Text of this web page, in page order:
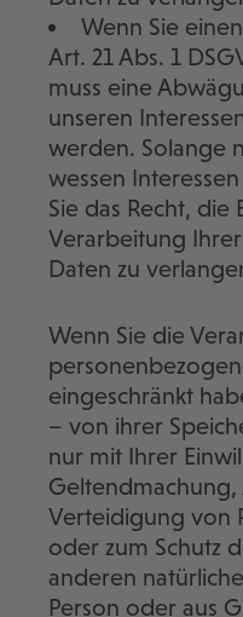
Wenn Sie
Art. 21 Abs. 1
muss eine
unseren
werden. Solange
wessen
Sie das Recht, die
Verarbeitung
Daten zu
Wenn Sie die
eingeschränkt
– von ihrer
nur mit Ihrer
Verteidigung von
oder zum Schutz
anderen
Person oder aus